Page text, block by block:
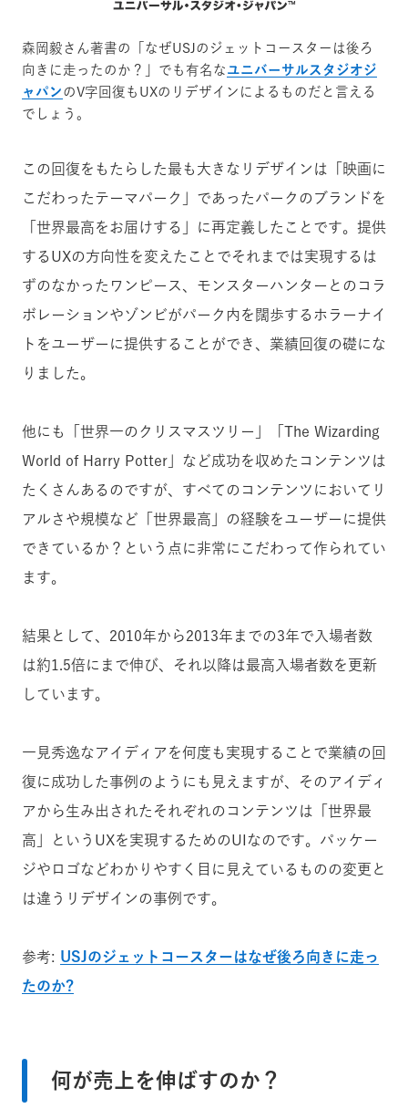
森岡毅さん著書の「なぜUSJのジェットコースターは後ろ
向きに走ったのか？」でも有名な ユニバーサルスタジオジ
ャパン のV字回復もUXのリデザインによるものだと言える
でしょう。
この回復をもたらした最も大きなリデザインは「映画に
こだわったテーマパーク」であったパークのブランドを
「世界最高をお届けする」に再定義したことです。提供
するUXの方向性を変えたことでそれまでは実現するは
ずのなかったワンピース、モンスターハンターとのコラ
ボレーションやゾンビがパーク内を闊歩するホラーナイ
トをユーザーに提供することができ、業績回復の礎にな
りました。
他にも「世界一のクリスマスツリー」「The Wizarding
World of Harry Potter」など成功を収めたコンテンツは
たくさんあるのですが、すべてのコンテンツにおいてリ
アルさや規模など「世界最高」の経験をユーザーに提供
できているか？という点に非常にこだわって作られてい
ます。
結果として、2010年から2013年までの3年で入場者数
は約1.5倍にまで伸び、それ以降は最高入場者数を更新
しています。
一見秀逸なアイディアを何度も実現することで業績の回
復に成功した事例のようにも見えますが、そのアイディ
アから生み出されたそれぞれのコンテンツは「世界最
高」というUXを実現するためのUIなのです。パッケー
ジやロゴなどわかりやすく目に見えているものの変更と
は違うリデザインの事例です。
参考: USJのジェットコースターはなぜ後ろ向きに走っ
たのか?
何が売上を伸ばすのか？